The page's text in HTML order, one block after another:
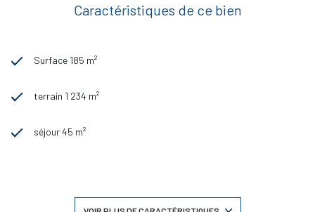
Caractéristiques de ce bien
Surface 185 m²
terrain 1 234 m²
séjour 45 m²